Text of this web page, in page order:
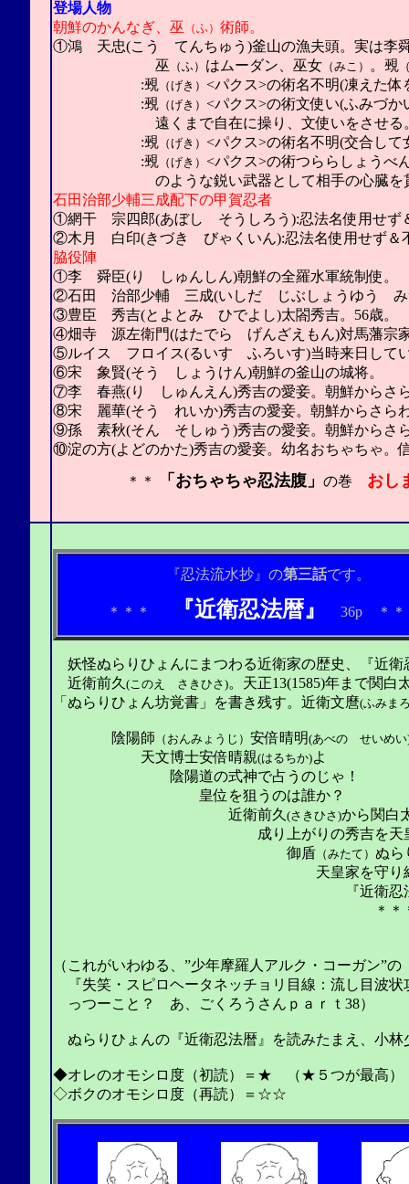
登場人物
朝鮮のかんなぎ、巫 （ふ） 術師。
①鴻 天忠(こう てんちゅう)釜山の漁夫頭。実は李
巫 （ふ） はムーダン、巫女 （みこ） 。覡
:覡 （げき） <パクス>の術名不明(凍えた
:覡 （げき） <パクス>の術文使い(ふみづ
遠くまで自在に操り、文使いをさせる
:覡 （げき） <パクス>の術名不明(交合し
:覡 （げき） <パクス>の術つららしょうべ
のような鋭い武器として相手の心臓を
石田治部少輔三成配下の甲賀忍者
①網干 宗四郎(あぼし そうしろう):忍法名使用せず
②木月 白印(きづき びゃくいん):忍法名使用せず＆
脇役陣
①李 舜臣(り しゅんしん)朝鮮の全羅水軍統制使。
②石田 治部少輔 三成(いしだ じぶしょうゆう み
③豊臣 秀吉(とよとみ ひでよし)太閤秀吉。56歳。
④畑寺 源左衛門(はたでら げんざえもん)対馬藩宗
⑤ルイス フロイス(るいす ふろいす)当時来日して
⑥宋 象賢(そう しょうけん)朝鮮の釜山の城将。
⑦李 春燕(り しゅんえん)秀吉の愛妾。朝鮮からさ
⑧宋 麗華(そう れいか)秀吉の愛妾。朝鮮からさら
⑨孫 素秋(そん そしゅう)秀吉の愛妾。朝鮮からさ
⑩淀の方(よどのかた)秀吉の愛妾。幼名おちゃちゃ。
＊＊ 「おちゃちゃ忍法腹」 の巻 おし
『忍法流水抄』の第三話です。
＊＊＊ 『近衛忍法暦』 36p
妖怪ぬらりひょんにまつわる近衛家の歴史、『近衛
近衛前久 (このえ さきひさ)。天正13(1585)年まで関白
「ぬらりひょん坊覚書」を書き残す。近衛文麿(ふみま
陰陽師 （おんみょうじ） 安倍晴明(あべの せいめい
天文博士安倍晴親(はるちか)よ
陰陽道の式神で占うのじゃ！
皇位を狙うのは誰か ？
近衛前久 (さきひさ)から関白
成り上がりの秀吉を天
御盾 （みたて） ぬら
天皇家を守り
『近衛
＊＊
（これがいわゆる、”少年摩羅人アルク・コーガン”の
『失笑・スピロヘータネッチョリ目線：流し目波状
っつーこと？ あ、ごくろうさんｐａｒｔ38）
ぬらりひょんの『近衛忍法暦』を読みたまえ、小
◆オレのオモシロ度（初読）＝★ （★５つが最高）
◇ボクのオモシロ度（再読）＝☆☆